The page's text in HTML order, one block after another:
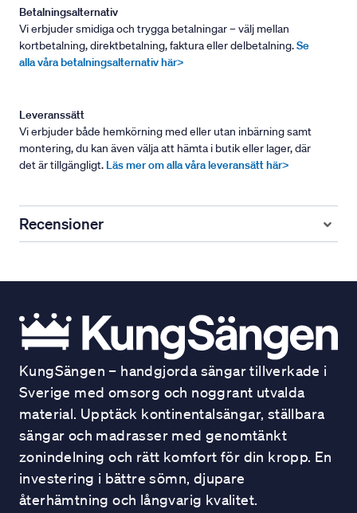
Betalningsalternativ
Vi erbjuder smidiga och trygga betalningar – välj mellan
kortbetalning, direktbetalning, faktura eller delbetalning.Se
alla våra betalningsalternativ här>
Leveranssätt
Vi erbjuder både hemkörning med eller utan inbärning samt
montering, du kan även välja att hämta i butik eller lager, där
det är tillgängligt. Läs mer om alla våra leveransätt här>
Recensioner
KungSängen – handgjorda sängar tillverkade i
Sverige med omsorg och noggrant utvalda
material. Upptäck kontinentalsängar, ställbara
sängar och madrasser med genomtänkt
zonindelning och rätt komfort för din kropp. En
investering i bättre sömn, djupare
återhämtning och långvarig kvalitet.